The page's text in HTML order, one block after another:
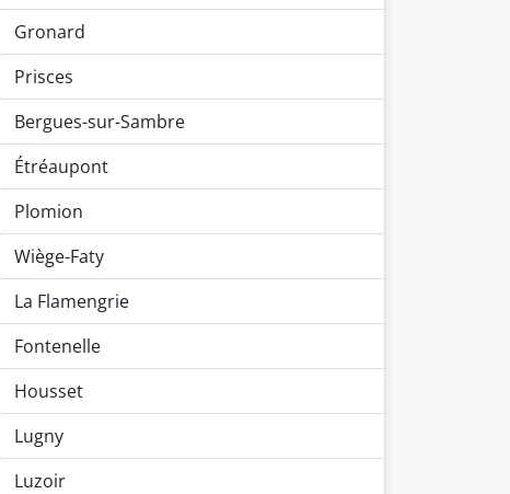
Gronard
Prisces
Bergues-sur-Sambre
Étréaupont
Plomion
Wiège-Faty
La Flamengrie
Fontenelle
Housset
Lugny
Luzoir